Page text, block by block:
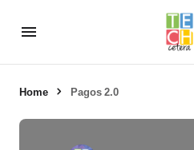
Home Pagos 2.0